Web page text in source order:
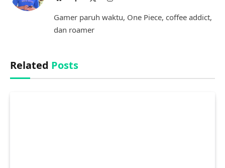
Gamer paruh waktu, One Piece, coffee addict,
dan roamer
Related Posts